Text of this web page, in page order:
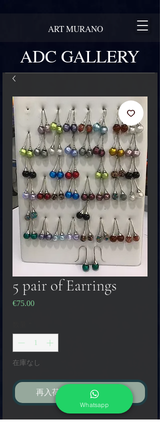
ADC GALLERY
ART MURANO
5 pair of Earrings
€75.00価
在庫なし
再入荷通知をリクエスト
Whatsapp